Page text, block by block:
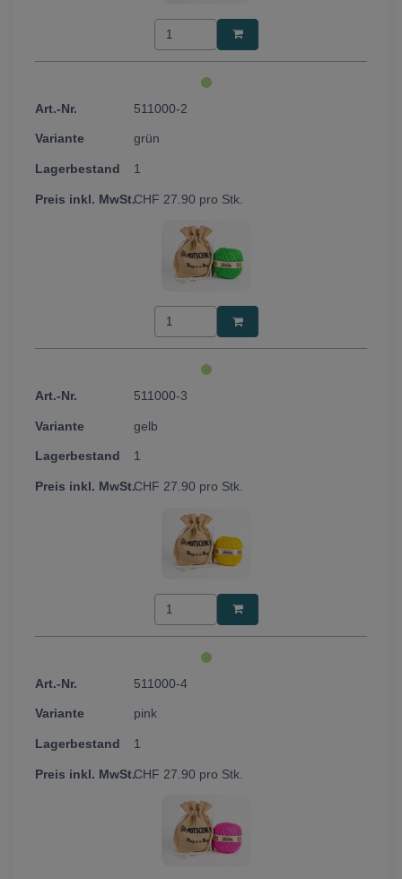
511000-2
grün
1
CHF 27.90 pro Stk.
511000-3
gelb
1
CHF 27.90 pro Stk.
511000-4
pink
1
CHF 27.90 pro Stk.